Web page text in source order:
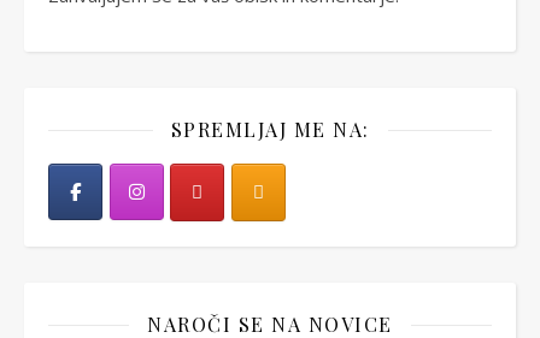
SPREMLJAJ ME NA:
NAROČI SE NA NOVICE